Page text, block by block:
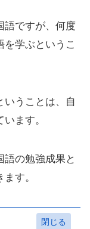
語ですが、何度
を学ぶというこ
いうことは、自
ます。
語の勉強成果と
す。